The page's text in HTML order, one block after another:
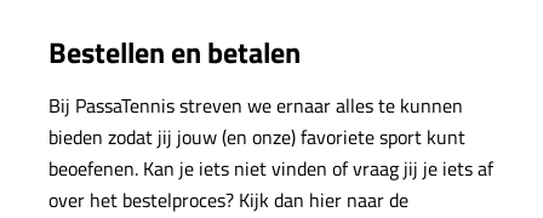
Bestellen en betalen
Bij PassaTennis streven we ernaar alles te kunnen
bieden zodat jij jouw (en onze) favoriete sport kunt
beoefenen. Kan je iets niet vinden of vraag jij je iets af
over het bestelproces? Kijk dan hier naar de